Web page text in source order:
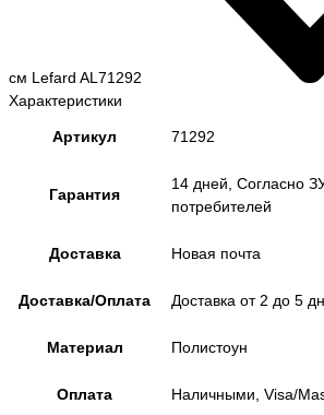
см Lefard AL71292
Характеристики
Артикул 71292
Гарантия
14 дней, Согласно
потребителей
Доставка Новая почта
Доставка/Оплата Доставка от 2 до 5
Материал Полистоун
Оплата Наличными, Visa/